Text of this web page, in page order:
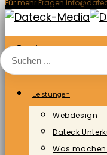
Zum
Inhalt
springen
Für mehr Fragen
Home
Leistungen
Webdesign
Dateck
Was